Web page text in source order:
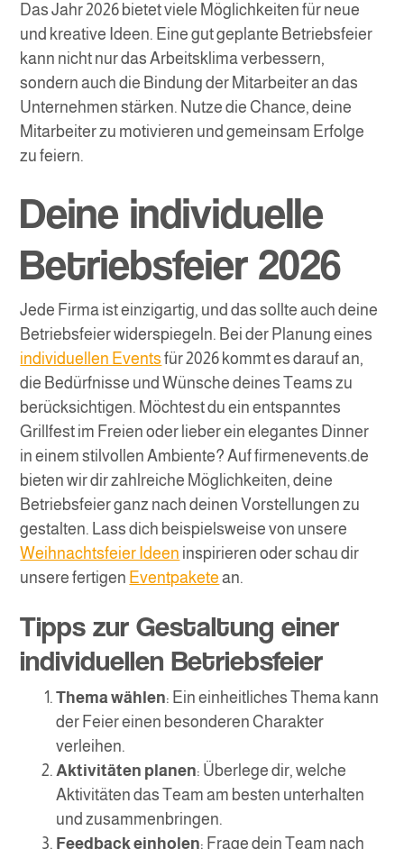
Das Jahr 2026 bietet viele Möglichkeiten für neue
und kreative Ideen. Eine gut geplante Betriebsfeier
kann nicht nur das Arbeitsklima verbessern,
sondern auch die Bindung der Mitarbeiter an das
Unternehmen stärken. Nutze die Chance, deine
Mitarbeiter zu motivieren und gemeinsam Erfolge
zu feiern.
Deine individuelle
Betriebsfeier 2026
Jede Firma ist einzigartig, und das sollte auch deine
Betriebsfeier widerspiegeln. Bei der Planung eines
individuellen Events für 2026 kommt es darauf an,
die Bedürfnisse und Wünsche deines Teams zu
berücksichtigen. Möchtest du ein entspanntes
Grillfest im Freien oder lieber ein elegantes Dinner
in einem stilvollen Ambiente? Auf firmenevents.de
bieten wir dir zahlreiche Möglichkeiten, deine
Betriebsfeier ganz nach deinen Vorstellungen zu
gestalten. Lass dich beispielsweise von unsere
Weihnachtsfeier Ideen inspirieren oder schau dir
unsere fertigen Eventpakete an.
Tipps zur Gestaltung einer
individuellen Betriebsfeier
Thema wählen: Ein einheitliches Thema kann
der Feier einen besonderen Charakter
verleihen.
Aktivitäten planen: Überlege dir, welche
Aktivitäten das Team am besten unterhalten
und zusammenbringen.
Feedback einholen: Frage dein Team nach